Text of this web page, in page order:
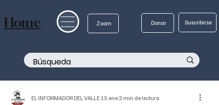
Zoom Donar Suscribirse
Home
EL INFORMADOR DEL VALLE 15 ene 2 min de lectura